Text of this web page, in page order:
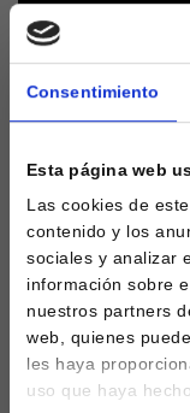
Consentimiento
Esta página web
Las cookies de
contenido y los
sociales y analizar
información sobre
nuestros partners
web, quienes
les haya
uso que haya
Ceballos